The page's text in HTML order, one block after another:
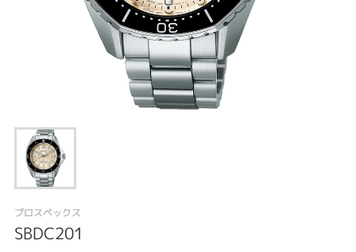
プロスペックス
SBDC201